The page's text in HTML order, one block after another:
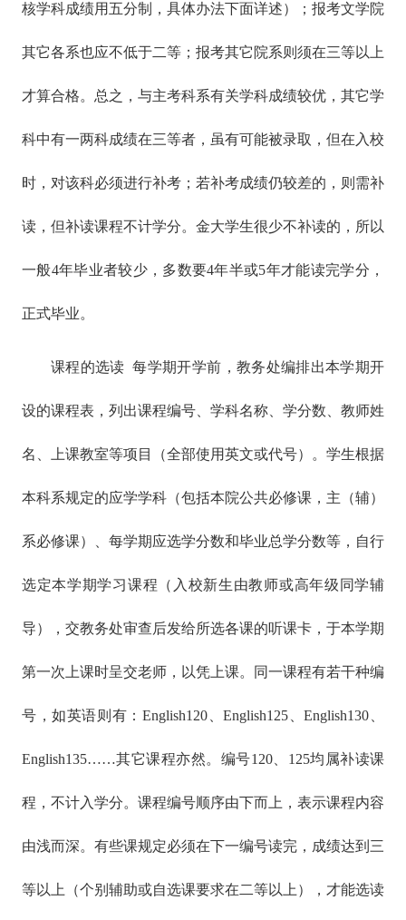
核学科成绩用五分制，具体办法下面详述）；报考文学院
其它各系也应不低于二等；报考其它院系则须在三等以上
才算合格。总之，与主考科系有关学科成绩较优，其它学
科中有一两科成绩在三等者，虽有可能被录取，但在入校
时，对该科必须进行补考；若补考成绩仍较差的，则需补
读，但补读课程不计学分。金大学生很少不补读的，所以
一般4年毕业者较少，多数要4年半或5年才能读完学分，
正式毕业。
课程的选读 每学期开学前，教务处编排出本学期开
设的课程表，列出课程编号、学科名称、学分数、教师姓
名、上课教室等项目（全部使用英文或代号）。学生根据
本科系规定的应学学科（包括本院公共必修课，主（辅）
系必修课）、每学期应选学分数和毕业总学分数等，自行
选定本学期学习课程（入校新生由教师或高年级同学辅
导），交教务处审查后发给所选各课的听课卡，于本学期
第一次上课时呈交老师，以凭上课。同一课程有若干种编
号，如英语则有：English120、English125、English130、
English135……其它课程亦然。编号120、125均属补读课
程，不计入学分。课程编号顺序由下而上，表示课程内容
由浅而深。有些课规定必须在下一编号读完，成绩达到三
等以上（个别辅助或自选课要求在二等以上），才能选读